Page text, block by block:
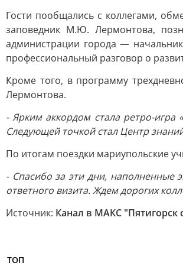
Гости пообщались с коллегами,
заповедник М.Ю. Лермонтова,
администрации города —
профессиональный разговор о
Кроме того, в программу
Лермонтова.
- Ярким аккордом стала ретро-
Следующей точкой стал Центр
По итогам поездки мариупольские
- Спасибо за эти дни, наполненные
ответного визита. Ждем дорогих
Источник: Канал в МАКС
ТОП